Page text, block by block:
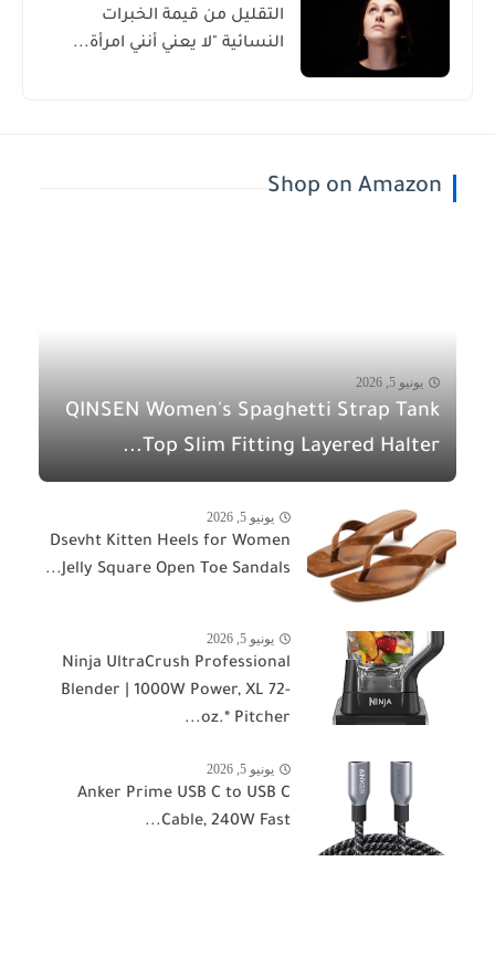
التقليل من قيمة الخبرات
النسائية "لا يعني أنني امرأة...
Shop on Amazon
يونيو 5, 2026
QINSEN Women's Spaghetti Strap Tank
Top Slim Fitting Layered Halter...
يونيو 5, 2026
Dsevht Kitten Heels for Women
Jelly Square Open Toe Sandals...
يونيو 5, 2026
Ninja UltraCrush Professional
Blender | 1000W Power, XL 72-
oz.* Pitcher...
يونيو 5, 2026
Anker Prime USB C to USB C
Cable, 240W Fast...